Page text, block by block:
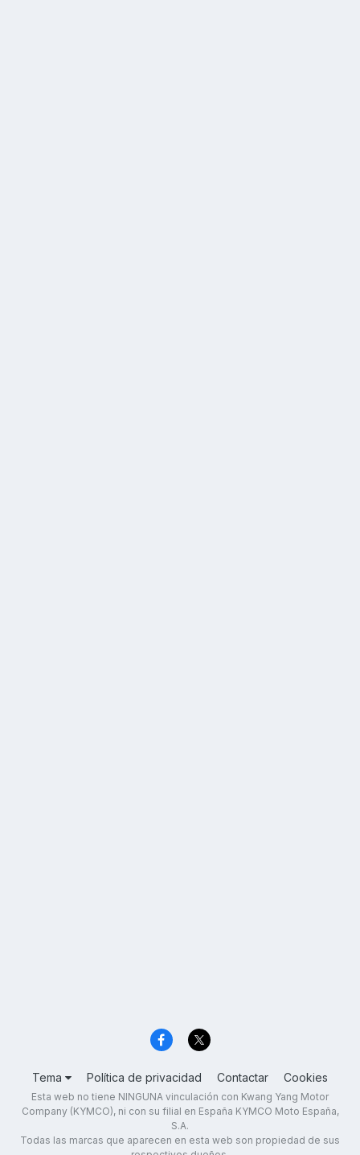
Tema Política de privacidad Contactar Cookies
Esta web no tiene NINGUNA vinculación con Kwang Yang Motor
Company (KYMCO), ni con su filial en España KYMCO Moto España,
S.A.
Todas las marcas que aparecen en esta web son propiedad de sus